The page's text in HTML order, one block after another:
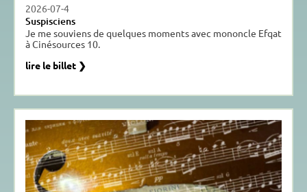
2026-07-4
Suspisciens
Je me souviens de quelques moments avec mononcle Efqat
à Cinésources 10.
lire le billet ❯